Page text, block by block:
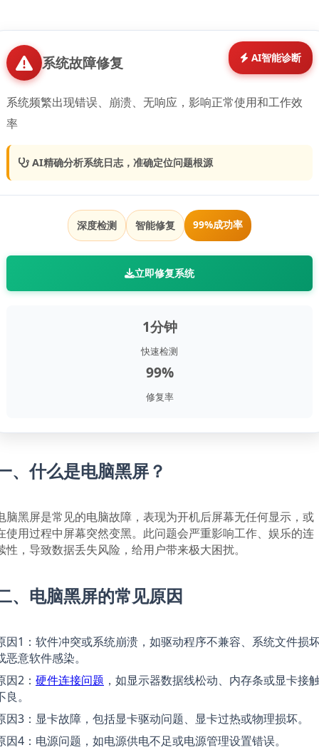
AI智能诊断
系统故障修复
系统频繁出现错误、崩溃、无响应，影响正常使用和工作效
率
AI精确分析系统日志，准确定位问题根源
深度检测 智能修复 99%成功率
立即修复系统
1分钟
快速检测
99%
修复率
、什么是电脑黑屏？
脑黑屏是常见的电脑故障，表现为开机后屏幕无任何显示，或
使用过程中屏幕突然变黑。此问题会严重影响工作、娱乐的连
性，导致数据丢失风险，给用户带来极大困扰。
、电脑黑屏的常见原因
因1：软件冲突或系统崩溃，如驱动程序不兼容、系统文件损
恶意软件感染。
因2： 硬件连接问题 ，如显示器数据线松动、内存条或显卡接
良。
因3：显卡故障，包括显卡驱动问题、显卡过热或物理损坏。
因4：电源问题，如电源供电不足或电源管理设置错误。